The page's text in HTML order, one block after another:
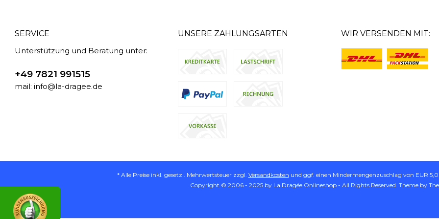
SERVICE
Unterstützung und Beratung unter:
+49 7821 991515
mail: info@la-dragee.de
UNSERE ZAHLUNGSARTEN WIR VERSENDEN MIT:
* Alle Preise inkl. gesetzl. Mehrwertsteuer zzgl. Versandkosten und ggf. einen Mindermengenzuschlag von EUR
Copyright © 2006 - 2025 by La Dragée Onlineshop - All Rights Reserved. Theme by